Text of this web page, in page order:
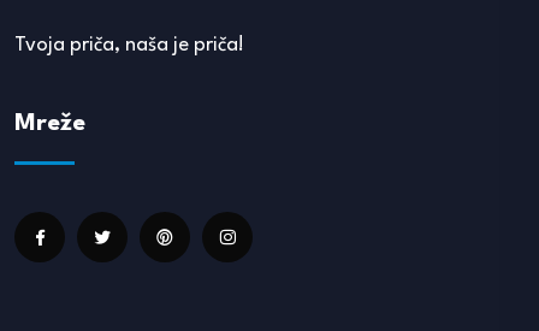
Tvoja priča, naša je priča!
Mreže